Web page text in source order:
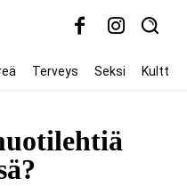
Terveys Seksi